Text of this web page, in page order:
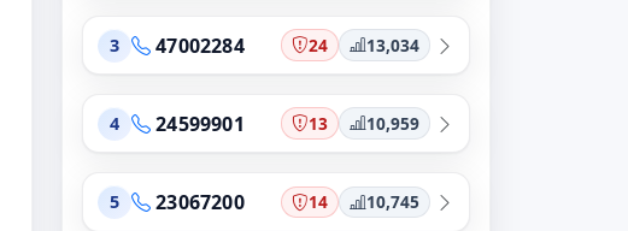
3 47002284 24 13,034
4 24599901 13 10,959
5 23067200 14 10,745